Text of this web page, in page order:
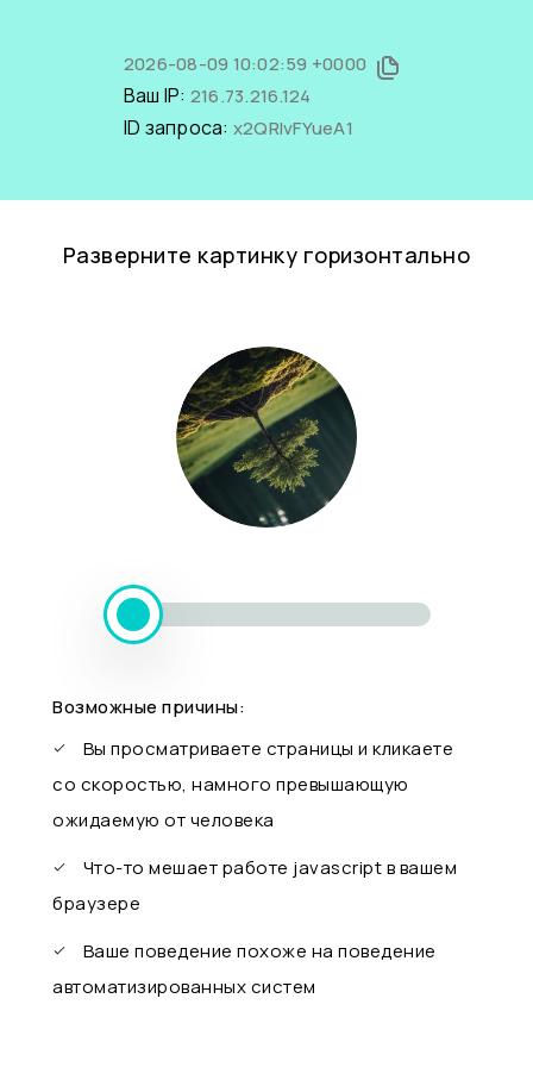
2026-08-09 10:02:59 +0000
Ваш IP: 216.73.216.124
ID запроса: x2QRlvFYueA1
Разверните картинку горизонтально
Возможные причины:
Вы просматриваете страницы и кликаете
со скоростью, намного превышающую
ожидаемую от человека
Что-то мешает работе javascript в вашем
браузере
Ваше поведение похоже на поведение
автоматизированных систем